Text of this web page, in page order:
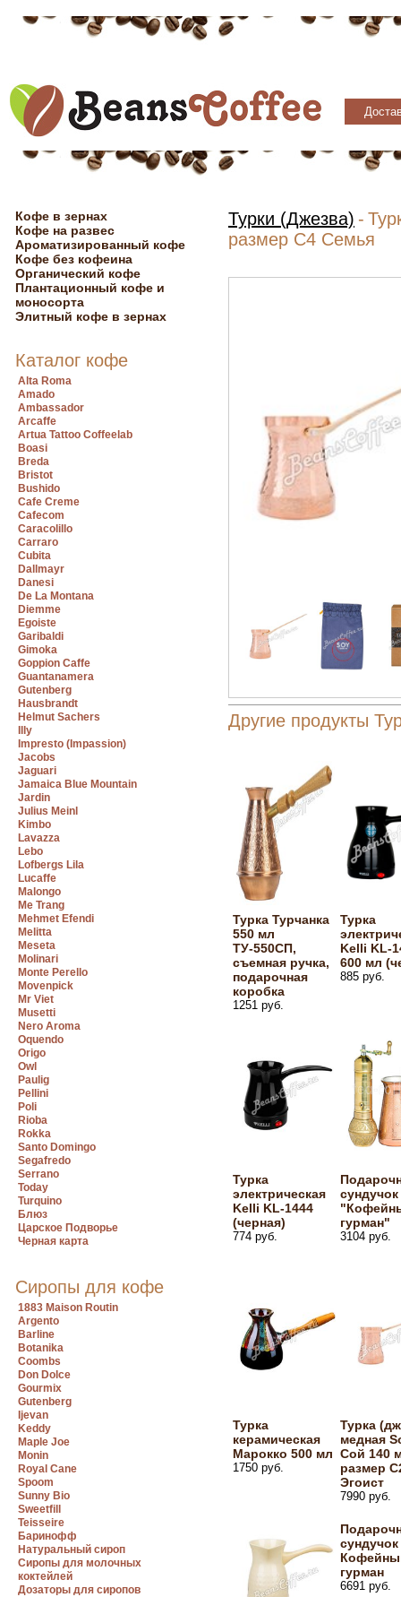
Кофе в зернах
Кофе на развес
Ароматизированный кофе
Кофе без кофеина
Органический кофе
Плантационный кофе и
моносорта
Элитный кофе в зернах
Каталог кофе
Alta Roma
Amado
Ambassador
Arcaffe
Artua Tattoo Coffeelab
Boasi
Breda
Bristot
Bushido
Cafe Creme
Cafecom
Caracolillo
Carraro
Cubita
Dallmayr
Danesi
De La Montana
Diemme
Egoiste
Garibaldi
Gimoka
Goppion Caffe
Guantanamera
Gutenberg
Hausbrandt
Helmut Sachers
Illy
Impresto (Impassion)
Jacobs
Jaguari
Jamaica Blue Mountain
Jardin
Julius Meinl
Kimbo
Lavazza
Lebo
Lofbergs Lila
Lucaffe
Malongo
Me Trang
Mehmet Efendi
Melitta
Meseta
Molinari
Monte Perello
Movenpick
Mr Viet
Musetti
Nero Aroma
Oquendo
Origo
Owl
Paulig
Pellini
Poli
Rioba
Rokka
Santo Domingo
Segafredo
Serrano
Today
Turquino
Блюз
Царское Подворье
Черная карта
Сиропы для кофе
1883 Maison Routin
Argento
Barline
Botanika
Coombs
Don Dolce
Gourmix
Gutenberg
Ijevan
Keddy
Maple Joe
Monin
Royal Cane
Spoom
Sunny Bio
Sweetfill
Teisseire
Баринофф
Натуральный сироп
Сиропы для молочных
коктейлей
Дозаторы для сиропов
Турки (Джезва) -
размер С4 Семья
Другие продукты
Турка Турчанка
550 мл
ТУ-550СП,
съемная ручка,
подарочная
коробка
1251 руб.
Турка
Kelli KL-
600 мл
885 руб.
Турка
электрическая
Kelli KL-1444
(черная)
774 руб.
сундучок
гурман"
3104 руб.
Турка
керамическая
Марокко 500 мл
1750 руб.
Турка
медная
Сой 140
размер
Эгоист
7990 руб.
сундучок
гурман
6691 руб.